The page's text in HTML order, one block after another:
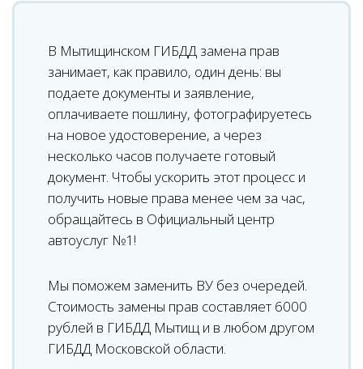
В Мытищинском ГИБДД замена прав
занимает, как правило, один день: вы
подаете документы и заявление,
оплачиваете пошлину, фотографируетесь
на новое удостоверение, а через
несколько часов получаете готовый
документ. Чтобы ускорить этот процесс и
получить новые права менее чем за час,
обращайтесь в Официальный центр
автоуслуг №1!
Мы поможем заменить ВУ без очередей.
Стоимость замены прав составляет 6000
рублей в ГИБДД Мытищ и в любом другом
ГИБДД Московской области.